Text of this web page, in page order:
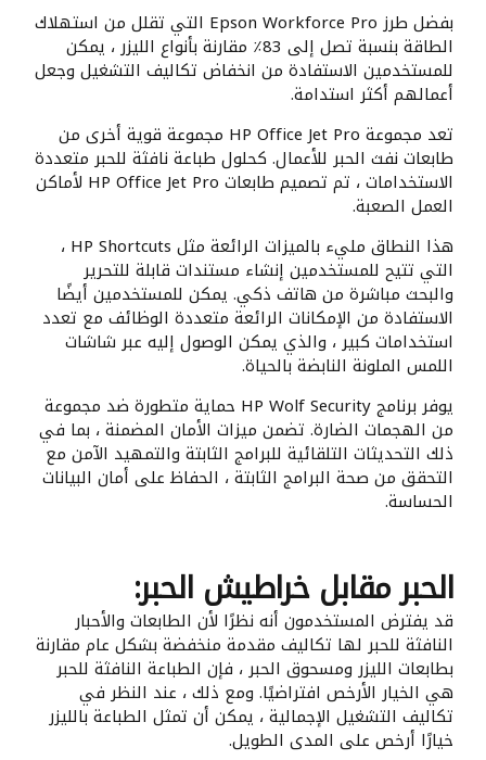
بفضل طرز Epson Workforce Pro التي تقلل من استهلاك
الطاقة بنسبة تصل إلى 83٪ مقارنة بأنواع الليزر ، يمكن
للمستخدمين الاستفادة من انخفاض تكاليف التشغيل وجعل
أعمالهم أكثر استدامة.
تعد مجموعة HP Office Jet Pro مجموعة قوية أخرى من
طابعات نفث الحبر للأعمال. كحلول طباعة نافثة للحبر متعددة
الاستخدامات ، تم تصميم طابعات HP Office Jet Pro لأماكن
العمل الصعبة.
هذا النطاق مليء بالميزات الرائعة مثل HP Shortcuts ،
التي تتيح للمستخدمين إنشاء مستندات قابلة للتحرير
والبحث مباشرة من هاتف ذكي. يمكن للمستخدمين أيضًا
الاستفادة من الإمكانات الرائعة متعددة الوظائف مع تعدد
استخدامات كبير ، والذي يمكن الوصول إليه عبر شاشات
اللمس الملونة النابضة بالحياة.
يوفر برنامج HP Wolf Security حماية متطورة ضد مجموعة
من الهجمات الضارة. تضمن ميزات الأمان المضمنة ، بما في
ذلك التحديثات التلقائية للبرامج الثابتة والتمهيد الآمن مع
التحقق من صحة البرامج الثابتة ، الحفاظ على أمان البيانات
الحساسة.
الحبر مقابل خراطيش الحبر:
قد يفترض المستخدمون أنه نظرًا لأن الطابعات والأحبار
النافثة للحبر لها تكاليف مقدمة منخفضة بشكل عام مقارنة
بطابعات الليزر ومسحوق الحبر ، فإن الطباعة النافثة للحبر
هي الخيار الأرخص افتراضيًا. ومع ذلك ، عند النظر في
تكاليف التشغيل الإجمالية ، يمكن أن تمثل الطباعة بالليزر
خيارًا أرخص على المدى الطويل.